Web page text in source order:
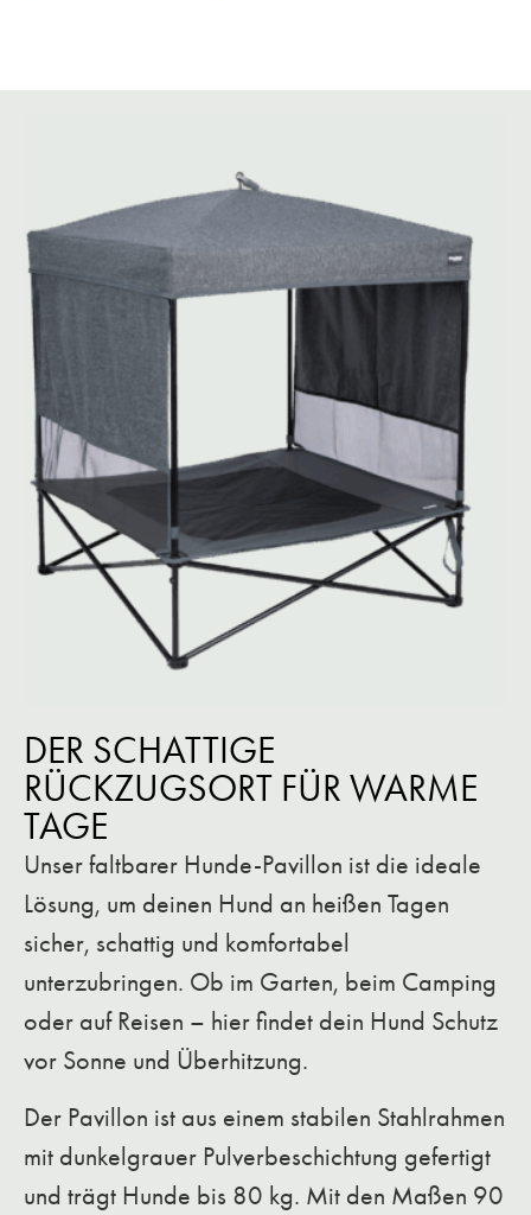
DER SCHATTIGE
RÜCKZUGSORT FÜR WARME
TAGE
Unser faltbarer Hunde-Pavillon ist die ideale
Lösung, um deinen Hund an heißen Tagen
sicher, schattig und komfortabel
unterzubringen. Ob im Garten, beim Camping
oder auf Reisen – hier findet dein Hund Schutz
vor Sonne und Überhitzung.
Der Pavillon ist aus einem stabilen Stahlrahmen
mit dunkelgrauer Pulverbeschichtung gefertigt
und trägt Hunde bis 80 kg. Mit den Maßen 90